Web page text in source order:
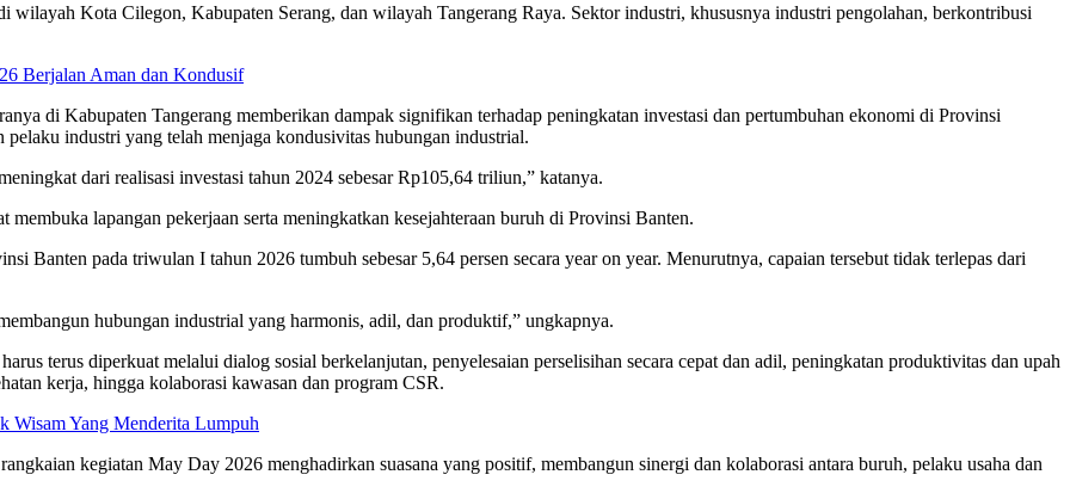
Kota Cilegon, Kabupaten Serang, dan wilayah Tangerang Raya. Sektor industri, khususnya industri pengolahan, berkontribusi
Berjalan Aman dan Kondusif
di Kabupaten Tangerang memberikan dampak signifikan terhadap peningkatan investasi dan pertumbuhan ekonomi di Provinsi
industri yang telah menjaga kondusivitas hubungan industrial.
dari realisasi investasi tahun 2024 sebesar Rp105,64 triliun,” katanya.
lapangan pekerjaan serta meningkatkan kesejahteraan buruh di Provinsi Banten.
Banten pada triwulan I tahun 2026 tumbuh sebesar 5,64 persen secara year on year. Menurutnya, capaian tersebut tidak terlepas dari
hubungan industrial yang harmonis, adil, dan produktif,” ungkapnya.
terus diperkuat melalui dialog sosial berkelanjutan, penyelesaian perselisihan secara cepat dan adil, peningkatan produktivitas dan upah
kerja, hingga kolaborasi kawasan dan program CSR.
Wisam Yang Menderita Lumpuh
kegiatan May Day 2026 menghadirkan suasana yang positif, membangun sinergi dan kolaborasi antara buruh, pelaku usaha dan